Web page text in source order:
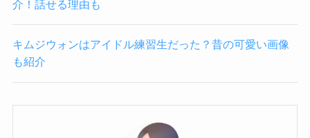
介！話せる理由も
キムジウォンはアイドル練習生だった？昔の可愛い画像
も紹介